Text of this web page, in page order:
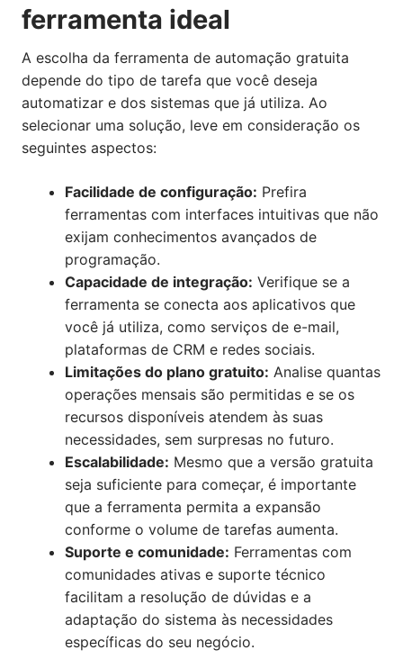
ferramenta ideal
A escolha da ferramenta de automação gratuita
depende do tipo de tarefa que você deseja
automatizar e dos sistemas que já utiliza. Ao
selecionar uma solução, leve em consideração os
seguintes aspectos:
Facilidade de configuração: Prefira
ferramentas com interfaces intuitivas que não
exijam conhecimentos avançados de
programação.
Capacidade de integração: Verifique se a
ferramenta se conecta aos aplicativos que
você já utiliza, como serviços de e-mail,
plataformas de CRM e redes sociais.
Limitações do plano gratuito: Analise quantas
operações mensais são permitidas e se os
recursos disponíveis atendem às suas
necessidades, sem surpresas no futuro.
Escalabilidade: Mesmo que a versão gratuita
seja suficiente para começar, é importante
que a ferramenta permita a expansão
conforme o volume de tarefas aumenta.
Suporte e comunidade: Ferramentas com
comunidades ativas e suporte técnico
facilitam a resolução de dúvidas e a
adaptação do sistema às necessidades
específicas do seu negócio.